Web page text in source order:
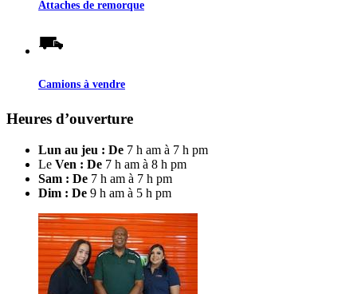
Attaches de remorque
Camions à vendre
Heures d’ouverture
Lun au jeu : De 7 h am à 7 h pm
Le Ven : De 7 h am à 8 h pm
Sam : De 7 h am à 7 h pm
Dim : De 9 h am à 5 h pm